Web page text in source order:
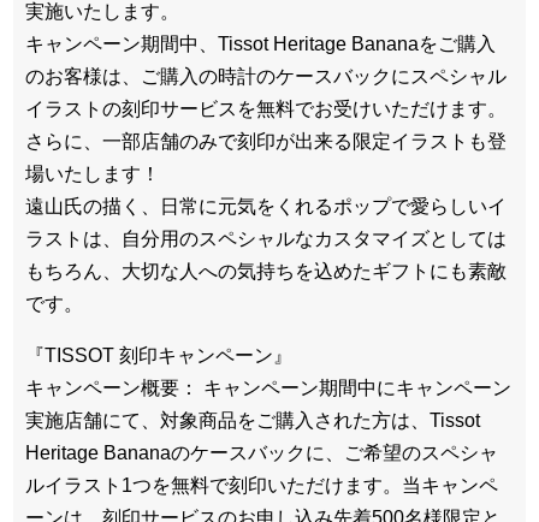
実施いたします。
キャンペーン期間中、Tissot Heritage Bananaをご購入
のお客様は、ご購入の時計のケースバックにスペシャル
イラストの刻印サービスを無料でお受けいただけます。
さらに、一部店舗のみで刻印が出来る限定イラストも登
場いたします！
遠山氏の描く、日常に元気をくれるポップで愛らしいイ
ラストは、自分用のスペシャルなカスタマイズとしては
もちろん、大切な人への気持ちを込めたギフトにも素敵
です。
『TISSOT 刻印キャンペーン』
キャンペーン概要： キャンペーン期間中にキャンペーン
実施店舗にて、対象商品をご購入された方は、Tissot
Heritage Bananaのケースバックに、ご希望のスペシャ
ルイラスト1つを無料で刻印いただけます。当キャンペ
ーンは、刻印サービスのお申し込み先着500名様限定と